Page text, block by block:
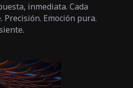
inmediata. Cada
Precisión. Emoción pura.